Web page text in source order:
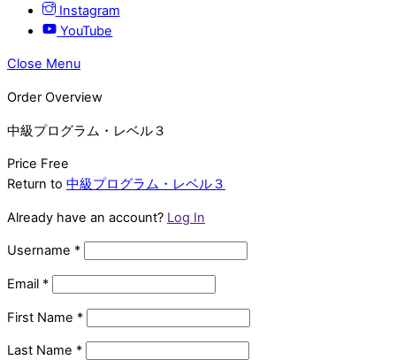
Instagram
YouTube
Close Menu
Order Overview
中級プログラム・レベル３
Price Free
Return to 中級プログラム・レベル３
Already have an account? Log In
Username *
Email *
First Name *
Last Name *